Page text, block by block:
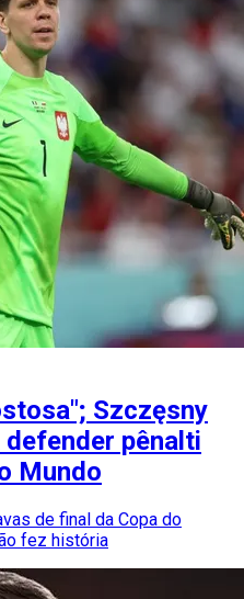
Szczęsny
pênalti
Mundo
de final da Copa do
fez história